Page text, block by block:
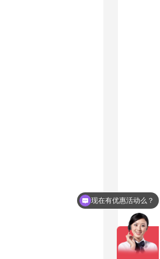
现在有优惠活动么？